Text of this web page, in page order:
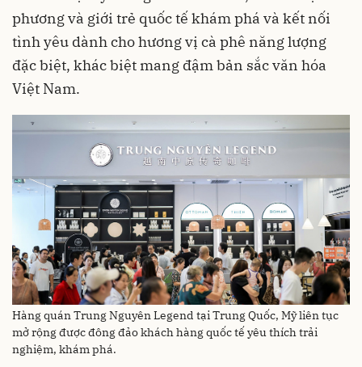
phương và giới trẻ quốc tế khám phá và kết nối
tình yêu dành cho hương vị cà phê năng lượng
đặc biệt, khác biệt mang đậm bản sắc văn hóa
Việt Nam.
Hàng quán Trung Nguyên Legend tại Trung Quốc, Mỹ liên tục
mở rộng được đông đảo khách hàng quốc tế yêu thích trải
nghiệm, khám phá.